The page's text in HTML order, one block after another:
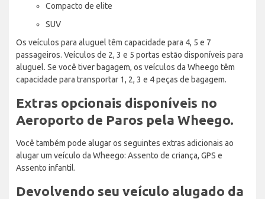
Compacto de elite
SUV
Os veículos para aluguel têm capacidade para 4, 5 e 7
passageiros. Veículos de 2, 3 e 5 portas estão disponíveis para
aluguel. Se você tiver bagagem, os veículos da Wheego têm
capacidade para transportar 1, 2, 3 e 4 peças de bagagem.
Extras opcionais disponíveis no
Aeroporto de Paros pela Wheego.
Você também pode alugar os seguintes extras adicionais ao
alugar um veículo da Wheego: Assento de criança, GPS e
Assento infantil.
Devolvendo seu veículo alugado da